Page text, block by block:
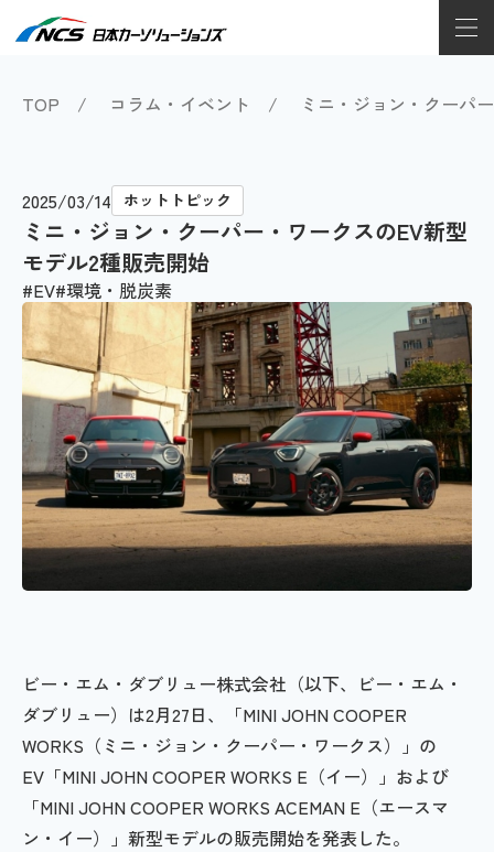
TOP コラム・イベント ミニ・ジョン・クーパ
2025/03/14 ホットトピック
ミニ・ジョン・クーパー・ワークスのEV新型
モデル2種販売開始
EV 環境・脱炭素
ビー・エム・ダブリュー株式会社（以下、ビー・エム・
ダブリュー）は2月27日、「MINI JOHN COOPER
WORKS（ミニ・ジョン・クーパー・ワークス）」の
EV「MINI JOHN COOPER WORKS E（イー）」および
「MINI JOHN COOPER WORKS ACEMAN E（エースマ
ン・イー）」新型モデルの販売開始を発表した。